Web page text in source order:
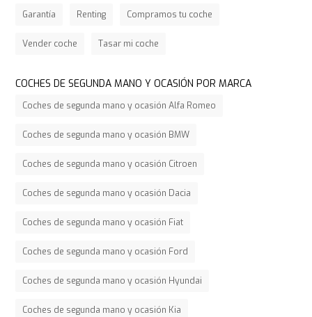
Garantía Renting Compramos tu coche
Vender coche Tasar mi coche
COCHES DE SEGUNDA MANO Y OCASIÓN POR MARCA
Coches de segunda mano y ocasión Alfa Romeo
Coches de segunda mano y ocasión BMW
Coches de segunda mano y ocasión Citroen
Coches de segunda mano y ocasión Dacia
Coches de segunda mano y ocasión Fiat
Coches de segunda mano y ocasión Ford
Coches de segunda mano y ocasión Hyundai
Coches de segunda mano y ocasión Kia